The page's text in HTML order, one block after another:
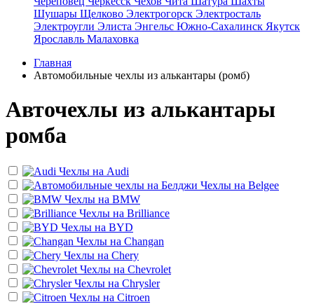
Шушары Щелково Электрогорск Электросталь
Электроугли Элиста Энгельс Южно-Сахалинск Якутск
Ярославль Малаховка
Главная
Автомобильные чехлы из алькантары (ромб)
Авточехлы из алькантары
ромба
Чехлы на Audi
Чехлы на Belgee
Чехлы на BMW
Чехлы на Brilliance
Чехлы на BYD
Чехлы на Changan
Чехлы на Chery
Чехлы на Chevrolet
Чехлы на Chrysler
Чехлы на Citroen